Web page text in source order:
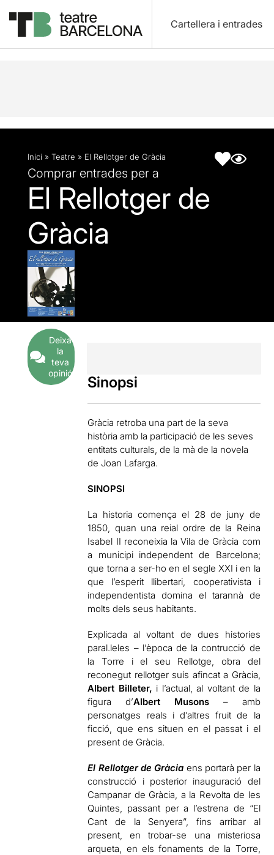
Cartellera i entrades
Descripció Fitxa artística Articles
Inici » Teatre » El Rellotger de Gràcia
Comprar entrades per a
El Rellotger de
Gràcia
Deixa
la
teva
opinió
Sinopsi
Gràcia retroba una part de la seva
història amb la participació de les seves
entitats culturals, de la mà de la novela
de Joan Lafarga.
SINOPSI
La historia comença el 28 de juny de
1850, quan una reial ordre de la Reina
Isabel II reconeixia la Vila de Gràcia com
a municipi independent de Barcelona;
que torna a ser-ho en el segle XXI i en la
que l’esperit llibertari, cooperativista i
independentista domina el tarannà de
molts dels seus habitants.
Explicada al voltant de dues histories
paral.leles – l’època de la contrucció de
la Torre i el seu Rellotge, obra del
reconegut rellotger suís afincat a Gràcia,
Albert Billeter, i l’actual, al voltant de la
figura d’Albert Musons – amb
personatges reals i d’altres fruit de la
ficció, que ens situen en el passat i el
present de Gràcia.
El Rellotger de Gràcia ens portarà per la
construcció i posterior inauguració del
Campanar de Gràcia, a la Revolta de les
Quintes, passant per a l’estrena de “El
Cant de la Senyera”, fins arribar al
present, en trobar-se una misteriosa
arqueta, en els fonaments de la Torre,